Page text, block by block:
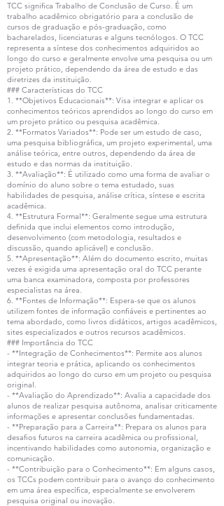
TCC significa Trabalho de Conclusão de Curso. É um
trabalho acadêmico obrigatório para a conclusão de
cursos de graduação e pós-graduação, como
bacharelados, licenciaturas e alguns tecnólogos. O TCC
representa a síntese dos conhecimentos adquiridos ao
longo do curso e geralmente envolve uma pesquisa ou um
projeto prático, dependendo da área de estudo e das
diretrizes da instituição.
### Características do TCC
1. **Objetivos Educacionais**: Visa integrar e aplicar os
conhecimentos teóricos aprendidos ao longo do curso em
um projeto prático ou pesquisa acadêmica.
2. **Formatos Variados**: Pode ser um estudo de caso,
uma pesquisa bibliográfica, um projeto experimental, uma
análise teórica, entre outros, dependendo da área de
estudo e das normas da instituição.
3. **Avaliação**: É utilizado como uma forma de avaliar o
domínio do aluno sobre o tema estudado, suas
habilidades de pesquisa, análise crítica, síntese e escrita
acadêmica.
4. **Estrutura Formal**: Geralmente segue uma estrutura
definida que inclui elementos como introdução,
desenvolvimento (com metodologia, resultados e
discussão, quando aplicável) e conclusão.
5. **Apresentação**: Além do documento escrito, muitas
vezes é exigida uma apresentação oral do TCC perante
uma banca examinadora, composta por professores
especialistas na área.
6. **Fontes de Informação**: Espera-se que os alunos
utilizem fontes de informação confiáveis e pertinentes ao
tema abordado, como livros didáticos, artigos acadêmicos,
sites especializados e outros recursos acadêmicos.
### Importância do TCC
- **Integração de Conhecimentos**: Permite aos alunos
integrar teoria e prática, aplicando os conhecimentos
adquiridos ao longo do curso em um projeto ou pesquisa
original.
- **Avaliação do Aprendizado**: Avalia a capacidade dos
alunos de realizar pesquisa autônoma, analisar criticamente
informações e apresentar conclusões fundamentadas.
- **Preparação para a Carreira**: Prepara os alunos para
desafios futuros na carreira acadêmica ou profissional,
incentivando habilidades como autonomia, organização e
comunicação.
- **Contribuição para o Conhecimento**: Em alguns casos,
os TCCs podem contribuir para o avanço do conhecimento
em uma área específica, especialmente se envolverem
pesquisa original ou inovação.